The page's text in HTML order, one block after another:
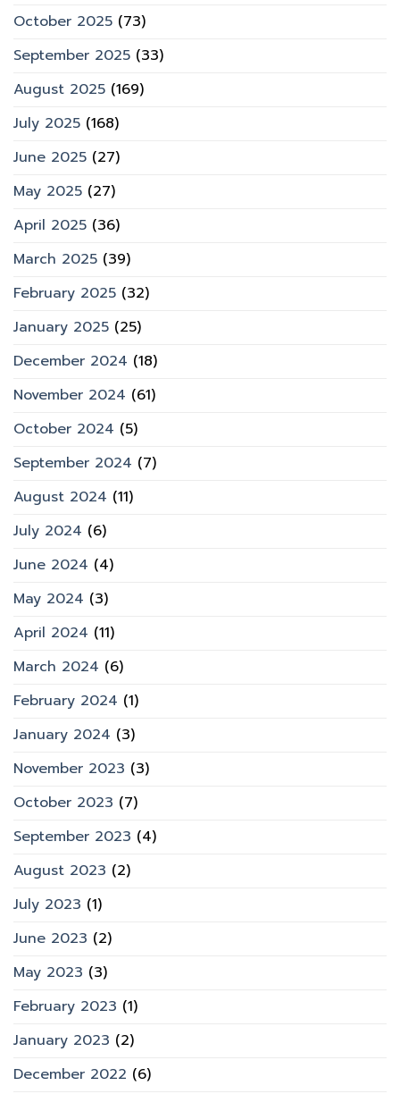
October 2025 (73)
September 2025 (33)
August 2025 (169)
July 2025 (168)
June 2025 (27)
May 2025 (27)
April 2025 (36)
March 2025 (39)
February 2025 (32)
January 2025 (25)
December 2024 (18)
November 2024 (61)
October 2024 (5)
September 2024 (7)
August 2024 (11)
July 2024 (6)
June 2024 (4)
May 2024 (3)
April 2024 (11)
March 2024 (6)
February 2024 (1)
January 2024 (3)
November 2023 (3)
October 2023 (7)
September 2023 (4)
August 2023 (2)
July 2023 (1)
June 2023 (2)
May 2023 (3)
February 2023 (1)
January 2023 (2)
December 2022 (6)